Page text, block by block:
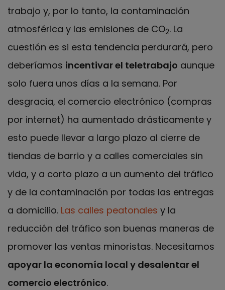
trabajo y, por lo tanto, la contaminación
atmosférica y las emisiones de CO2. La
cuestión es si esta tendencia perdurará, pero
deberíamos incentivar el teletrabajo aunque
solo fuera unos días a la semana. Por
desgracia, el comercio electrónico (compras
por internet) ha aumentado drásticamente y
esto puede llevar a largo plazo al cierre de
tiendas de barrio y a calles comerciales sin
vida, y a corto plazo a un aumento del tráfico
y de la contaminación por todas las entregas
a domicilio. Las calles peatonales y la
reducción del tráfico son buenas maneras de
promover las ventas minoristas. Necesitamos
apoyar la economía local y desalentar el
comercio electrónico.